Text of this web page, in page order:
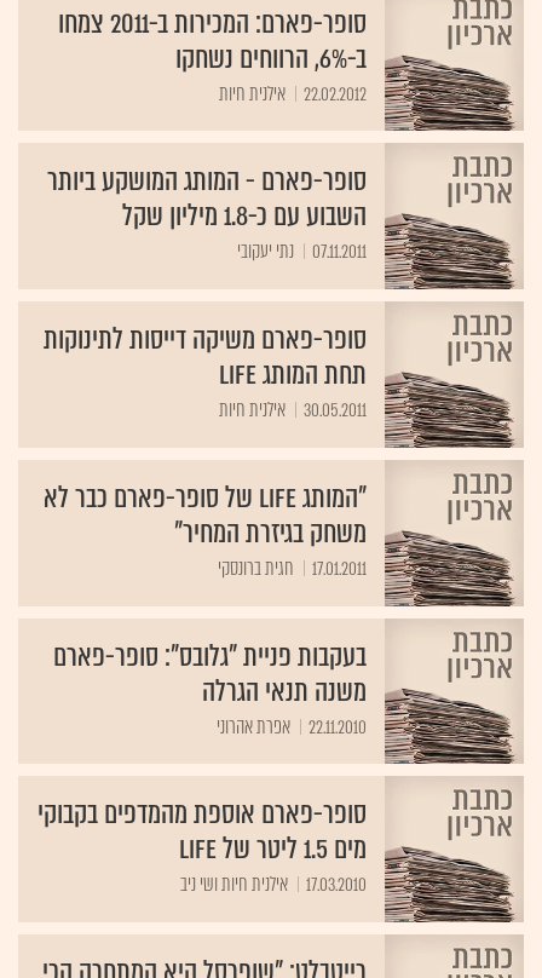
סופר-פארם: המכירות ב-2011 צמחו
ב-6%, הרווחים נשחקו
22.02.2012 אילנית חיות
סופר-פארם - המותג המושקע ביותר
השבוע עם כ-1.8 מיליון שקל
07.11.2011 נתי יעקובי
סופר-פארם משיקה דייסות לתינוקות
תחת המותג Life
30.05.2011 אילנית חיות
"המותג Life של סופר-פארם כבר לא
משחק בגיזרת המחיר"
17.01.2011 חגית ברונסקי
בעקבות פניית "גלובס": סופר-פארם
משנה תנאי הגרלה
22.11.2010 אפרת אהרוני
סופר-פארם אוספת מהמדפים בקבוקי
מים 1.5 ליטר של Life
17.03.2010 אילנית חיות ושי ניב